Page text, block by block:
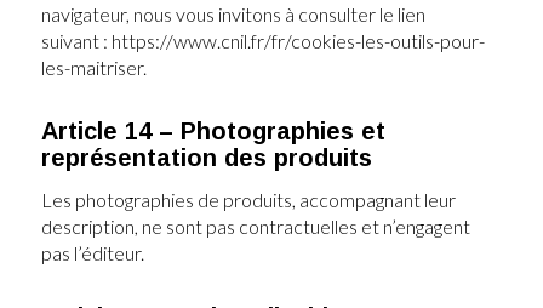
navigateur, nous vous invitons à consulter le lien
suivant : https://www.cnil.fr/fr/cookies-les-outils-pour-
les-maitriser.
Article 14 – Photographies et
représentation des produits
Les photographies de produits, accompagnant leur
description, ne sont pas contractuelles et n’engagent
pas l’éditeur.